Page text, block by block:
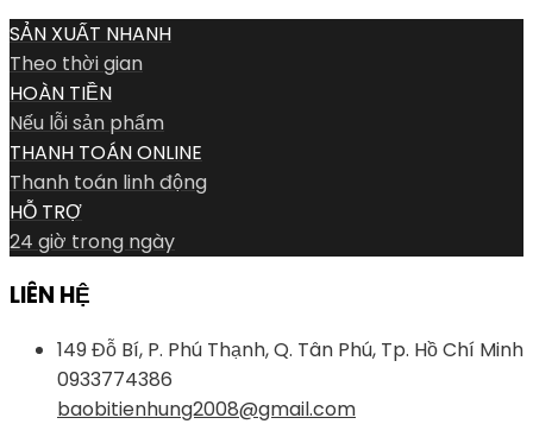
SẢN XUẤT NHANH
Theo thời gian
HOÀN TIỀN
Nếu lỗi sản phẩm
THANH TOÁN ONLINE
Thanh toán linh động
HỖ TRỢ
24 giờ trong ngày
LIÊN HỆ
149 Đỗ Bí, P. Phú Thạnh, Q. Tân Phú, Tp. Hồ Chí Minh
0933774386
baobitienhung2008@gmail.com